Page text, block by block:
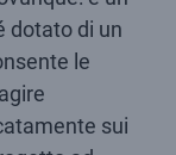
dotato di un
le
sui